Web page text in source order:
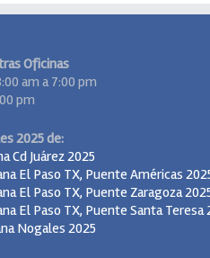
Oficinas
am a 7:00 pm
pm
2025 de:
Cd Juárez 2025
El Paso TX, Puente Américas
El Paso TX, Puente Zaragoza
El Paso TX, Puente Santa Teresa
Nogales 2025